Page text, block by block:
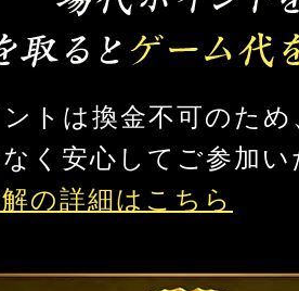
トは換金不可のため
く安心してご参加
の詳細はこちら